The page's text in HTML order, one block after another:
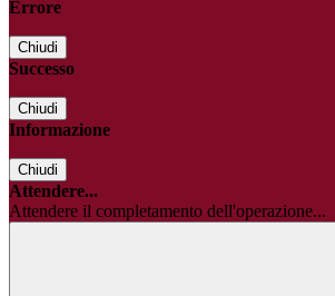
Errore
Chiudi
Successo
Chiudi
Informazione
Chiudi
Attendere...
Attendere il completamento dell'operazione...